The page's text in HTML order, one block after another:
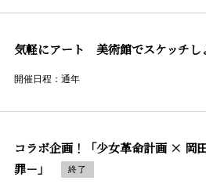
気軽にアート 美術館でスケッチし
開催日程：通年
コラボ企画！「少女革命計画 × 岡
罪－」
終了